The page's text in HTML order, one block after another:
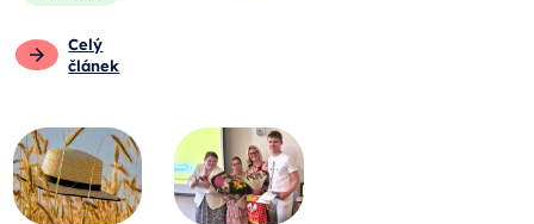
Celý
článek